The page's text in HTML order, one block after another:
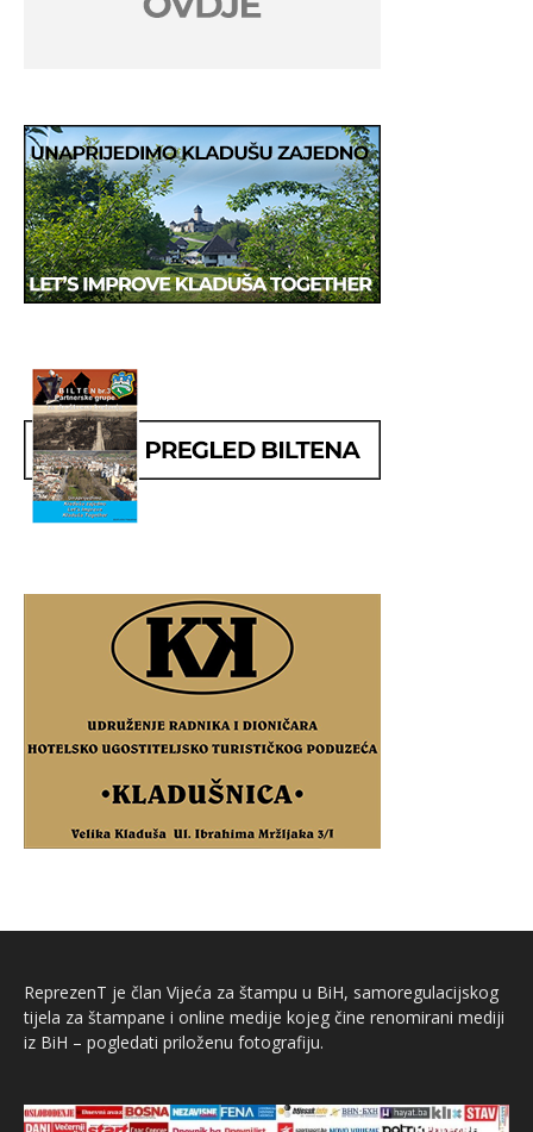
ReprezenT je član Vijeća za štampu u BiH, samoregulacijskog
tijela za štampane i online medije kojeg čine renomirani mediji
iz BiH – pogledati priloženu fotografiju.